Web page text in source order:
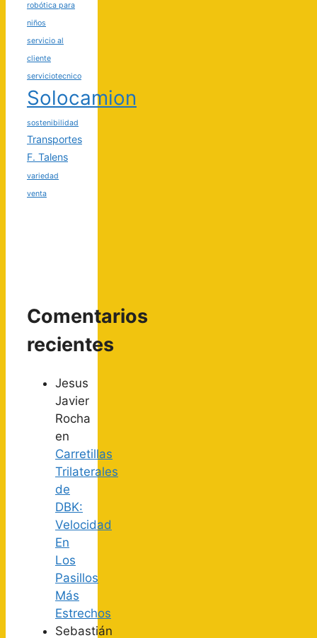
robótica para
niños
servicio al
cliente
serviciotecnico
Solocamion
sostenibilidad
Transportes
F. Talens
variedad
venta
Comentarios
recientes
Jesus
Javier
Rocha
en
Carretillas
Trilaterales
de
DBK:
Velocidad
En
Los
Pasillos
Más
Estrechos
Sebastián